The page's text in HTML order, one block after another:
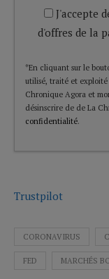
J'accepte
d'offres de la
*En cliquant sur le
utilisé, traité et
Chronique Agora et
désinscrire de de La
confidentialité.
Trustpilot
CORONAVIRUS
FED MARCHÉS